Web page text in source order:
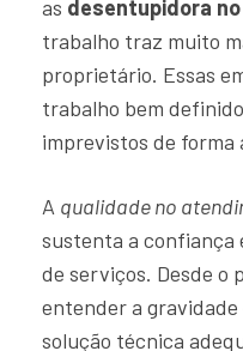
as desentupidora no
trabalho traz muito
proprietário. Essas
trabalho bem
imprevistos de forma
A qualidade no
sustenta a confiança
de serviços. Desde o
entender a
solução técnica